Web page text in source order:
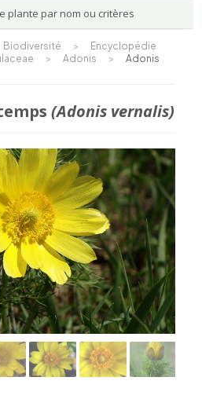
plante par nom ou critères
Biodiversité >
Encyclopédie
> Adonis >
Adonis
(Adonis vernalis)